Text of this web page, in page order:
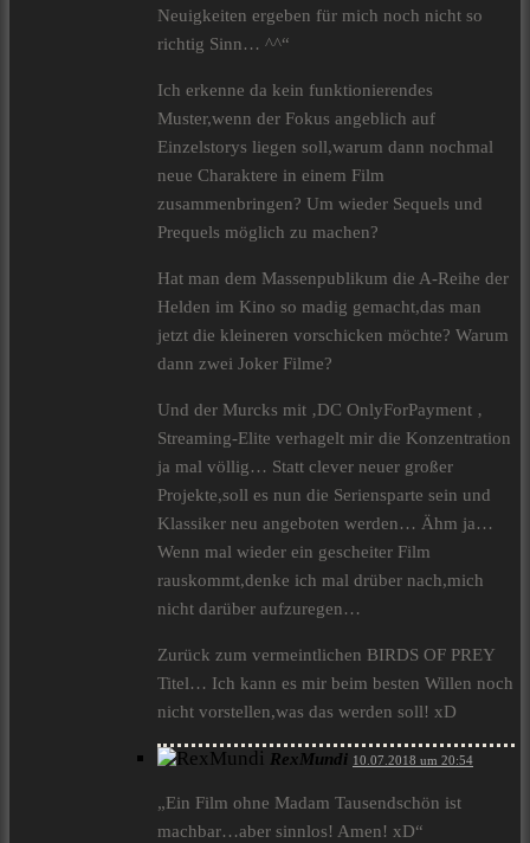
Neuigkeiten ergeben für mich noch nicht so
richtig Sinn… ^^“
Ich erkenne da kein funktionierendes
Muster,wenn der Fokus angeblich auf
Einzelstorys liegen soll,warum dann nochmal
neue Charaktere in einem Film
zusammenbringen? Um wieder Sequels und
Prequels möglich zu machen?
Hat man dem Massenpublikum die A-Reihe der
Helden im Kino so madig gemacht,das man
jetzt die kleineren vorschicken möchte? Warum
dann zwei Joker Filme?
Und der Murcks mit ‚DC OnlyForPayment ‚
Streaming-Elite verhagelt mir die Konzentration
ja mal völlig… Statt clever neuer großer
Projekte,soll es nun die Seriensparte sein und
Klassiker neu angeboten werden… Ähm ja…
Wenn mal wieder ein gescheiter Film
rauskommt,denke ich mal drüber nach,mich
nicht darüber aufzuregen…
Zurück zum vermeintlichen BIRDS OF PREY
Titel… Ich kann es mir beim besten Willen noch
nicht vorstellen,was das werden soll! xD
RexMundi 10.07.2018 um 20:54
„Ein Film ohne Madam Tausendschön ist
machbar…aber sinnlos! Amen! xD“